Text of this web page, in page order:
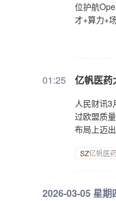
位护航
才+算力+
01:25 亿帆医药
人民财讯
过欧盟质
布局上迈
SZ亿帆医
2026-03-05 星期